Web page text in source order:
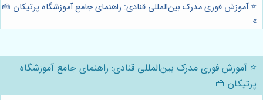
⭐️ آموزش فوری مدرک بین‌المللی قنادی: راهنمای جامع آموزشگاه پرتیکان 🍰
»
⭐️ آموزش فوری مدرک بین‌المللی قنادی: راهنمای جامع آموزشگاه
پرتیکان 🍰